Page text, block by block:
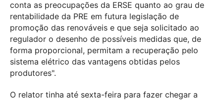
conta as preocupações da ERSE quanto ao grau de
rentabilidade da PRE em futura legislação de
promoção das renováveis e que seja solicitado ao
regulador o desenho de possíveis medidas que, de
forma proporcional, permitam a recuperação pelo
sistema elétrico das vantagens obtidas pelos
produtores".
O relator tinha até sexta-feira para fazer chegar a